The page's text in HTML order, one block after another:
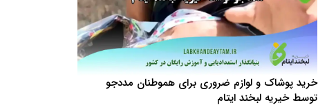
خرید پوشاک و لوازم ضروری برای هموطنان مددجو
توسط خیریه لبخند ایتام